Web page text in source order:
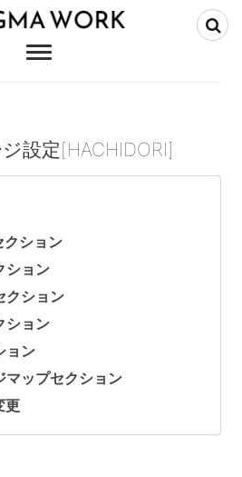
WORK
設定[HACHIDORI]
クション
ション
クション
ション
ョン
マップセクション
更